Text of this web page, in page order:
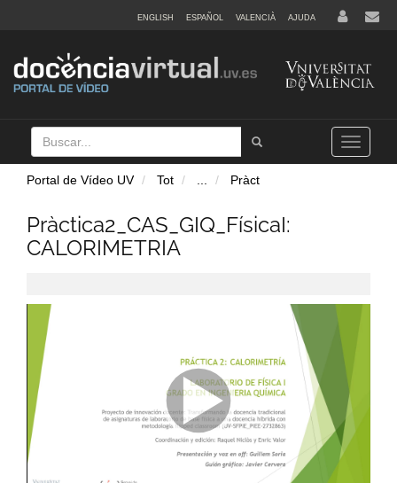
ENGLISH ESPAÑOL VALENCIÀ AJUDA
Buscar
Tramet
Toggle
navigation
Portal de Vídeo UV Tot Pràct
Pràctica2_CAS_GIQ_FísicaI:
CALORIMETRIA